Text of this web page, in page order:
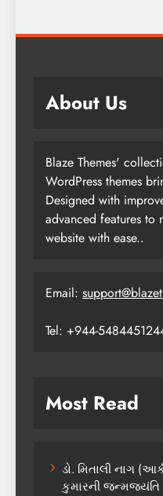
About Us
Blaze Themes'
WordPress themes
Designed with
advanced features to
website with ease..
Email:
Tel: +944-
Most Read
ડો. મિતાલી નાગ
કુમારની જન્મજયંતિ